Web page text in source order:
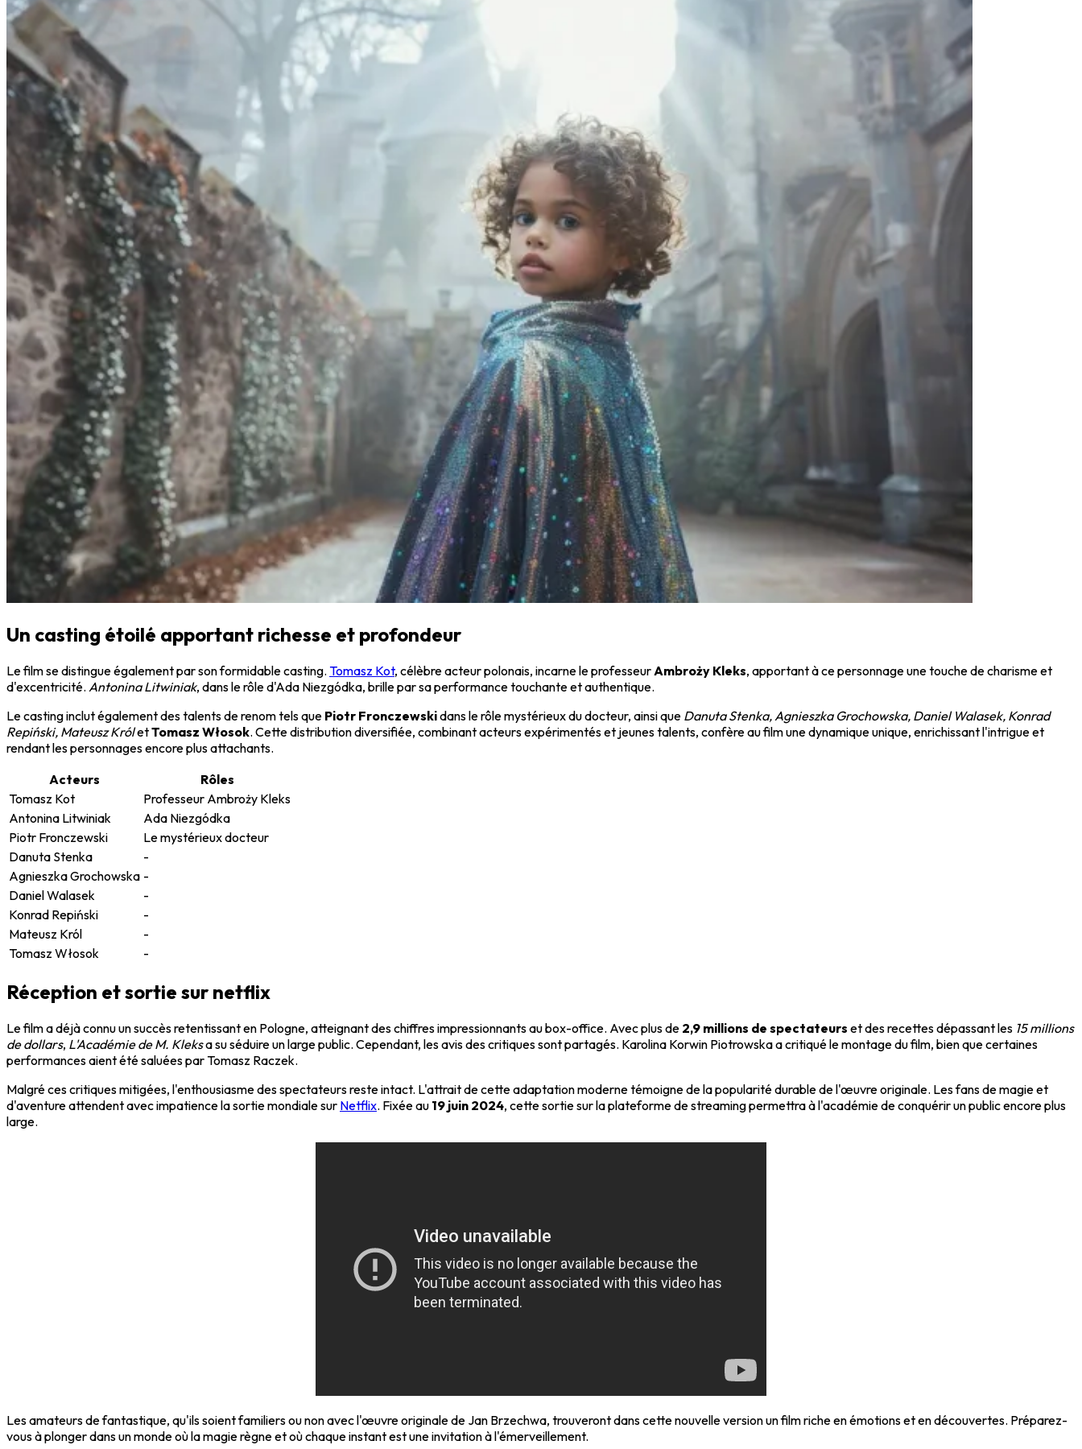
Un casting étoilé apportant richesse et profondeur
Le film se distingue également par son formidable casting. Tomasz Kot, célèbre acteur polonais, incarne le professeurAmbroży Kleks, apportant à ce personnage une touche de charisme et
d'excentricité. Antonina Litwiniak, dans le rôle d'Ada Niezgódka, brille par sa performance touchante et authentique.
Le casting inclut également des talents de renom tels que Piotr Fronczewskidans le rôle mystérieux du docteur, ainsi que Danuta Stenka, Agnieszka Grochowska, Daniel Walasek, Konrad
Repiński, Mateusz KróletTomasz Włosok. Cette distribution diversifiée, combinant acteurs expérimentés et jeunes talents, confère au film une dynamique unique, enrichissant l'intrigue et
rendant les personnages encore plus attachants.
Acteurs
Rôles
Tomasz Kot
Professeur Ambroży Kleks
Antonina Litwiniak
Ada Niezgódka
Piotr Fronczewski
Le mystérieux docteur
Danuta Stenka
-
Agnieszka Grochowska -
Daniel Walasek
-
Konrad Repiński
-
Mateusz Król
-
Tomasz Włosok
-
Réception et sortie sur netflix
Le film a déjà connu un succès retentissant en Pologne, atteignant des chiffres impressionnants au box-office. Avec plus de 2,9 millions de spectateurs et des recettes dépassant les 15 millions
de dollars, L'Académie de M. Kleksa su séduire un large public. Cependant, les avis des critiques sont partagés. Karolina Korwin Piotrowska a critiqué le montage du film, bien que certaines
performances aient été saluées par Tomasz Raczek.
Malgré ces critiques mitigées, l'enthousiasme des spectateurs reste intact. L'attrait de cette adaptation moderne témoigne de la popularité durable de l'œuvre originale. Les fans de magie et
d'aventure attendent avec impatience la sortie mondiale sur Netflix. Fixée au 19 juin 2024, cette sortie sur la plateforme de streaming permettra à l'académie de conquérir un public encore plus
large.
Les amateurs de fantastique, qu'ils soient familiers ou non avec l'œuvre originale de Jan Brzechwa, trouveront dans cette nouvelle version un film riche en émotions et en découvertes. Préparez-
vous à plonger dans un monde où la magie règne et où chaque instant est une invitation à l'émerveillement.